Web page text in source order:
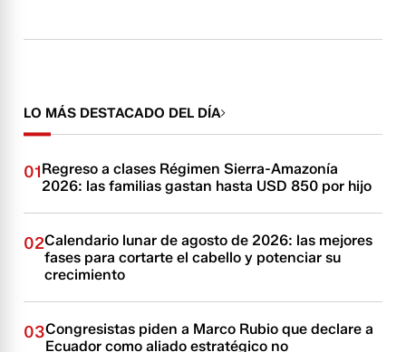
LO MÁS DESTACADO DEL DÍA
01Regreso a clases Régimen Sierra-Amazonía
2026: las familias gastan hasta USD 850 por hijo
02Calendario lunar de agosto de 2026: las mejores
fases para cortarte el cabello y potenciar su
crecimiento
03Congresistas piden a Marco Rubio que declare a
Ecuador como aliado estratégico no